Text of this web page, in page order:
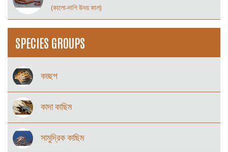
(কালো-দাগি উদয় কাল)
SPECIES GROUPS
কচ্ছপ
কাদা কাছিম
সামুদ্রিক কাছিম